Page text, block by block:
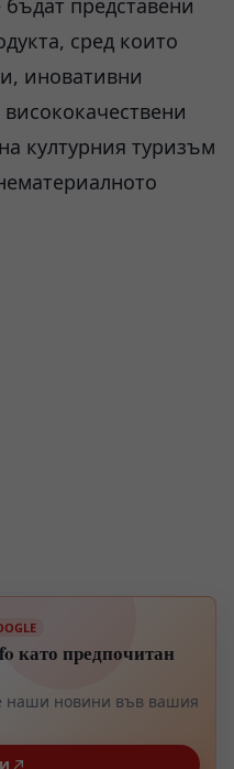
представени
сред които
иновативни
културния туризъм
като предпочитан
наши новини във вашия